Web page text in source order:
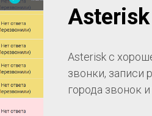
Asterisk с
звонки, записи
города звонок и